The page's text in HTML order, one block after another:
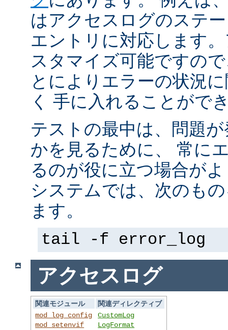
はアクセスログのステ
エントリに対応します
スタマイズ可能ですの
とによりエラーの状況
く 手に入れることがで
テストの最中は、問題
かを見るために、 常に
るのが役に立つ場合が
システムでは、次のも
ます。
tail -f error_log
アクセスログ
関連モジュール
関連ディレクティブ
mod_log_config
mod_setenvif
CustomLog
LogFormat